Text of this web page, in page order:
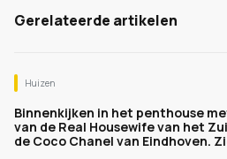
Gerelateerde artikelen
Huizen
Binnenkijken in het penthouse
van de Real Housewife van het
de Coco Chanel van Eindhoven.